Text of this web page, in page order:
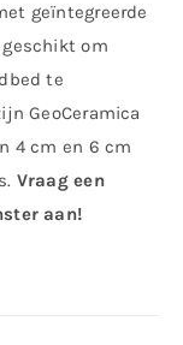
geïntegreerde
om
te
GeoCeramica
4 cm en 6 cm
Vraag een
aan!